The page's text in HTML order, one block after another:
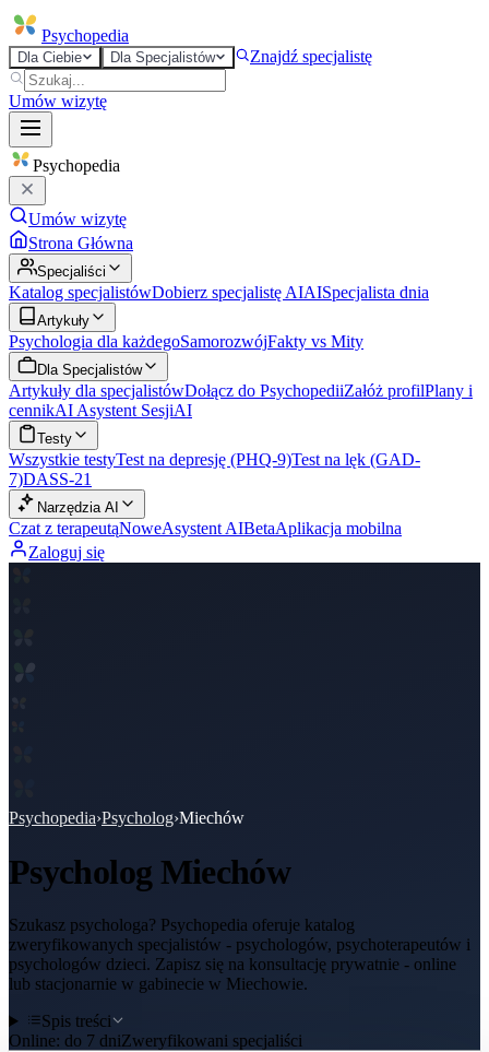
Psychopedia
Dla Ciebie Dla Specjalistów Znajdź specjalistę
Umów wizytę
Psychopedia
Umów wizytę
Strona Główna
Specjaliści
Katalog specjalistówDobierz specjalistę AIAISpecjalista dnia
Artykuły
Psychologia dla każdegoSamorozwójFakty vs Mity
Dla Specjalistów
Artykuły dla specjalistówDołącz do PsychopediiZałóż profilPlany i
cennikAI Asystent SesjiAI
Testy
Wszystkie testyTest na depresję (PHQ-9)Test na lęk (GAD-
7)DASS-21
Narzędzia AI
Czat z terapeutąNoweAsystent AIBetaAplikacja mobilna
Zaloguj się
Psychopedia›Psycholog›Miechów
Psycholog Miechów
Szukasz psychologa? Psychopedia oferuje katalog
zweryfikowanych specjalistów - psychologów, psychoterapeutów i
psychologów dzieci. Zapisz się na konsultację prywatnie - online
lub stacjonarnie w gabinecie w Miechowie.
Spis treści
Online: do 7 dniZweryfikowani specjaliści